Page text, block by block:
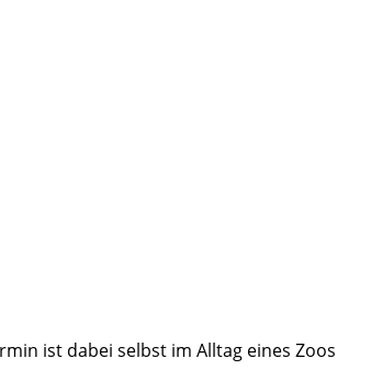
ist dabei selbst im Alltag eines Zoos